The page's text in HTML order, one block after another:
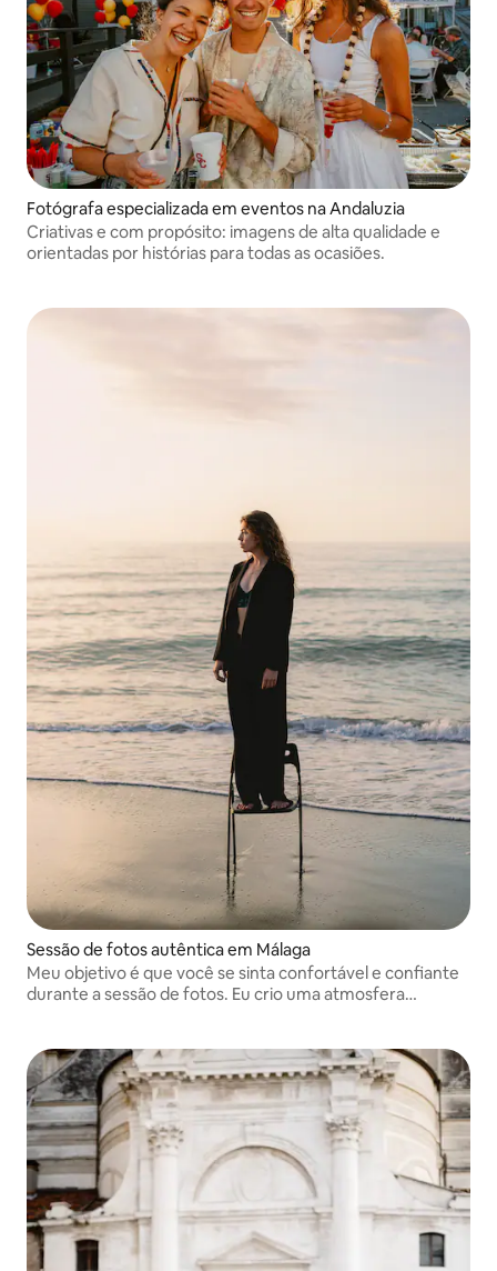
Fotógrafa especializada em eventos na Andaluzia
Criativas e com propósito: imagens de alta qualidade e
orientadas por histórias para todas as ocasiões.
Sessão de fotos autêntica em Málaga
Meu objetivo é que você se sinta confortável e confiante
durante a sessão de fotos. Eu crio uma atmosfera